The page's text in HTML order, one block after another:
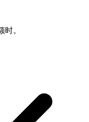
。